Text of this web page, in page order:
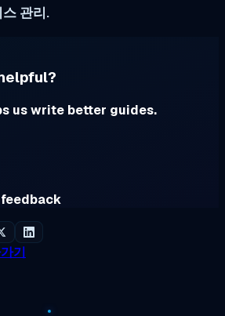
관리.
us write better guides.
기